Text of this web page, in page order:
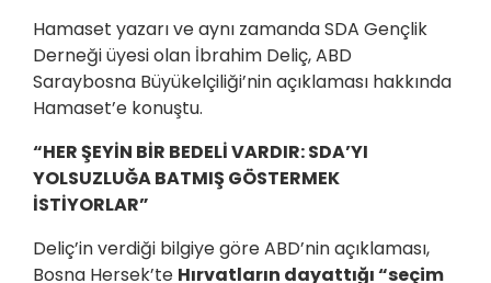
Hamaset yazarı ve aynı zamanda SDA Gençlik
Derneği üyesi olan İbrahim Deliç, ABD
Saraybosna Büyükelçiliği’nin açıklaması hakkında
Hamaset’e konuştu.
“HER ŞEYİN BİR BEDELİ VARDIR: SDA’YI
YOLSUZLUĞA BATMIŞ GÖSTERMEK
İSTİYORLAR”
Deliç’in verdiği bilgiye göre ABD’nin açıklaması,
Bosna Hersek’te Hırvatların dayattığı “seçim